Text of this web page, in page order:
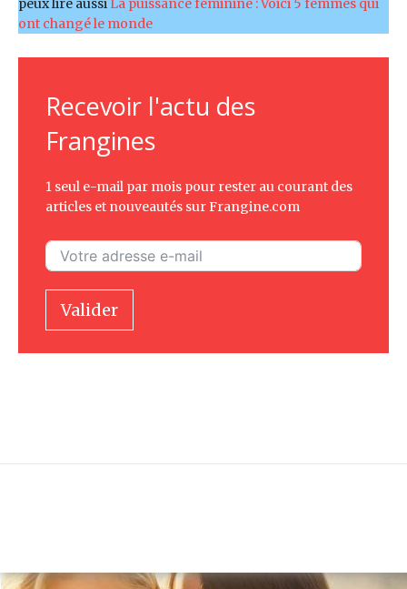
peux lire aussi La puissance féminine : Voici 5 femmes qui
ont changé le monde
Recevoir l'actu des
Frangines
1 seul e-mail par mois pour rester au courant des
articles et nouveautés sur Frangine.com
Valider